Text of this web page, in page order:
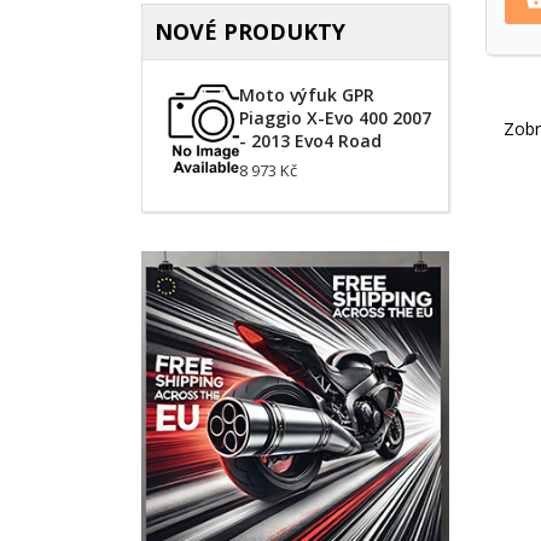
NOVÉ PRODUKTY
Moto výfuk GPR
Piaggio X-Evo 400 2007
- 2013 Evo4 Road
8 973 Kč